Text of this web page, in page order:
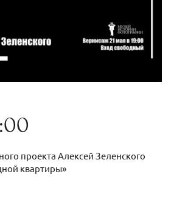
проекта Алексей Зеленского
квартиры»